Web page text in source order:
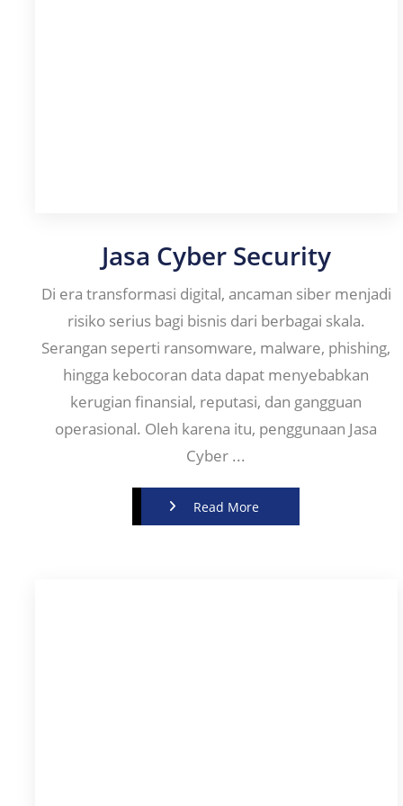
Jasa Cyber Security
Di era transformasi digital, ancaman siber menjadi
risiko serius bagi bisnis dari berbagai skala.
Serangan seperti ransomware, malware, phishing,
hingga kebocoran data dapat menyebabkan
kerugian finansial, reputasi, dan gangguan
operasional. Oleh karena itu, penggunaan Jasa
Cyber ...
Read More